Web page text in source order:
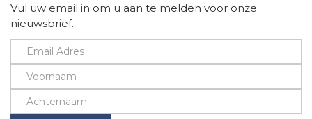
Vul uw email in om u aan te melden voor onze
nieuwsbrief.